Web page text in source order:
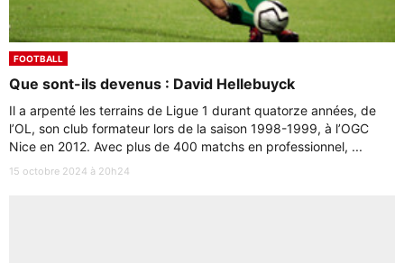
FOOTBALL
Que sont-ils devenus : David Hellebuyck
Il a arpenté les terrains de Ligue 1 durant quatorze années, de
l’OL, son club formateur lors de la saison 1998-1999, à l’OGC
Nice en 2012. Avec plus de 400 matchs en professionnel, ...
15 octobre 2024 à 20h24